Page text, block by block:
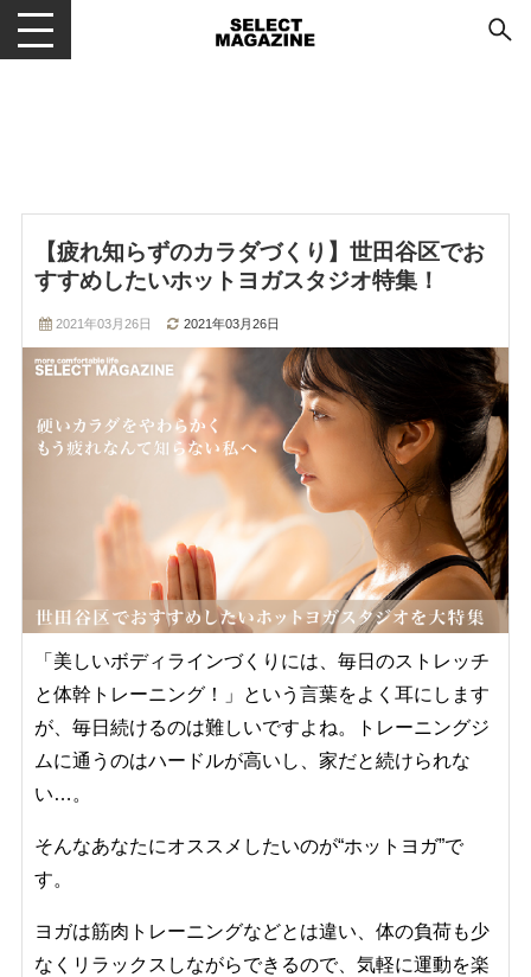
メニューを開閉する
【疲れ知らずのカラダづくり】世田谷区でお
すすめしたいホットヨガスタジオ特集！
2021年03月26日 2021年03月26日
「美しいボディラインづくりには、毎日のストレッチ
と体幹トレーニング！」という言葉をよく耳にします
が、毎日続けるのは難しいですよね。トレーニングジ
ムに通うのはハードルが高いし、家だと続けられな
い…。
そんなあなたにオススメしたいのが“ホットヨガ”で
す。
ヨガは筋肉トレーニングなどとは違い、体の負荷も少
なくリラックスしながらできるので、気軽に運動を楽